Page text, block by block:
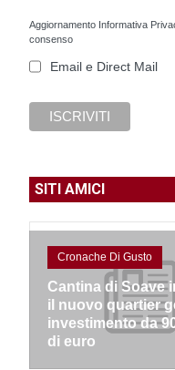
Aggiornamento Informativa
consenso
Email e Direct Mail
SITI AMICI
Cronache Di Gusto
Cantina di Soave
il nuovo quartier
investimento da
di euro